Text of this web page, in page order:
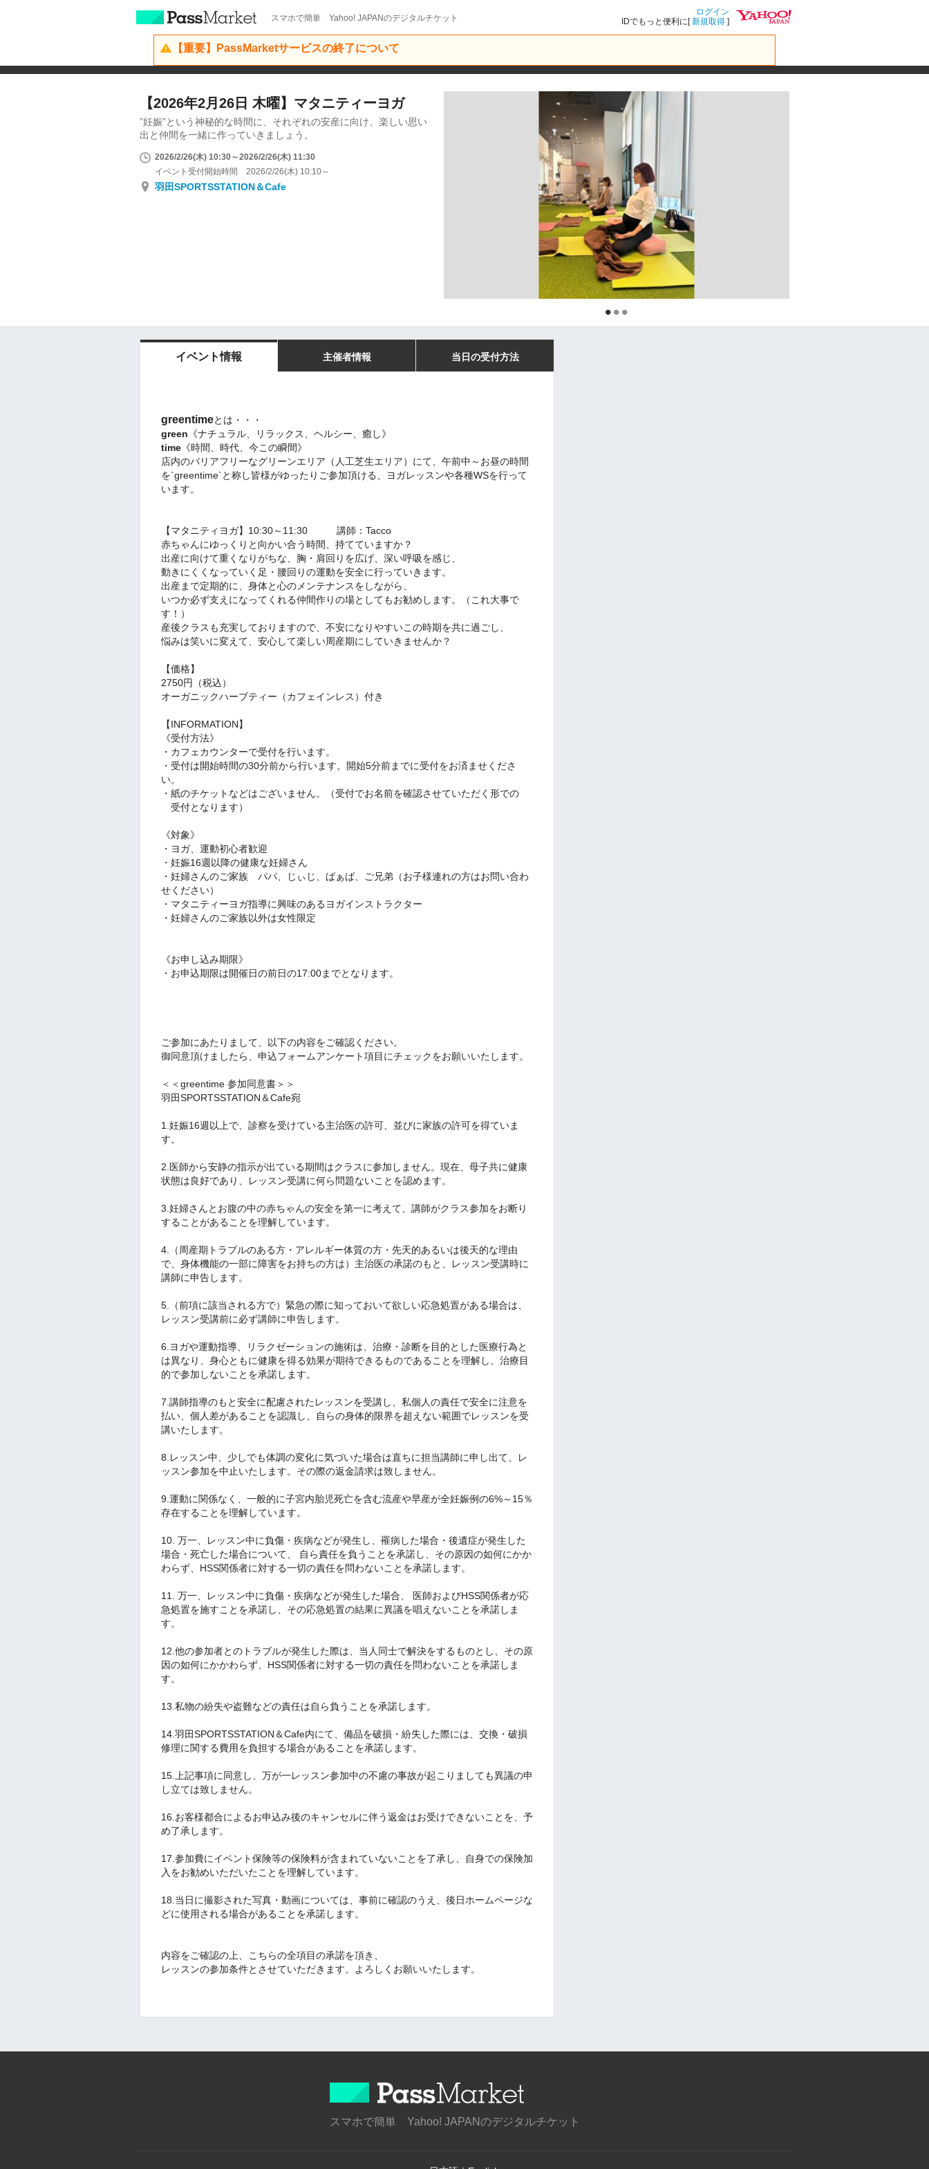
スマホで簡単 Yahoo! JAPANのデジタルチケット
ログイン
IDでもっと便利に[新規取得 ]
【重要】PassMarketサービスの終了について
【2026年2月26日 木曜】マタニティーヨガ
”妊娠”という神秘的な時間に、それぞれの安産に向け、楽しい思い
出と仲間を一緒に作っていきましょう。
2026/2/26(木) 10:30～2026/2/26(木) 11:30
イベント受付開始時間 2026/2/26(木) 10:10～
羽田SPORTSSTATION＆Cafe
イベント情報 主催者情報 当日の受付方法
greentimeとは・・・
green 《ナチュラル、リラックス、ヘルシー、癒し》
time 《時間、時代、今この瞬間》
店内のバリアフリーなグリーンエリア（人工芝生エリア）にて、午前中～お昼の時間
を`greentime`と称し皆様がゆったりご参加頂ける、ヨガレッスンや各種WSを行って
います。
【マタニティヨガ】10:30～11:30 講師：Tacco
赤ちゃんにゆっくりと向かい合う時間、持てていますか？
出産に向けて重くなりがちな、胸・肩回りを広げ、深い呼吸を感じ、
動きにくくなっていく足・腰回りの運動を安全に行っていきます。
出産まで定期的に、身体と心のメンテナンスをしながら、
いつか必ず支えになってくれる仲間作りの場としてもお勧めします。（これ大事で
す！）
産後クラスも充実しておりますので、不安になりやすいこの時期を共に過ごし、
悩みは笑いに変えて、安心して楽しい周産期にしていきませんか？
【価格】
2750円（税込）
オーガニックハーブティー（カフェインレス）付き
【INFORMATION】
《受付方法》
・カフェカウンターで受付を行います。
・受付は開始時間の30分前から行います。開始5分前までに受付をお済ませくださ
い。
・紙のチケットなどはございません。（受付でお名前を確認させていただく形での
受付となります）
《対象》
・ヨガ、運動初心者歓迎
・妊娠16週以降の健康な妊婦さん
・妊婦さんのご家族 パパ、じぃじ、ばぁば、ご兄弟（お子様連れの方はお問い合わ
せください）
・マタニティーヨガ指導に興味のあるヨガインストラクター
・妊婦さんのご家族以外は女性限定
《お申し込み期限》
・お申込期限は開催日の前日の17:00までとなります。
ご参加にあたりまして、以下の内容をご確認ください。
御同意頂けましたら、申込フォームアンケート項目にチェックをお願いいたします。
＜＜greentime 参加同意書＞＞
羽田SPORTSSTATION＆Cafe宛
1.妊娠16週以上で、診察を受けている主治医の許可、並びに家族の許可を得ていま
す。
2.医師から安静の指示が出ている期間はクラスに参加しません。現在、母子共に健康
状態は良好であり、レッスン受講に何ら問題ないことを認めます。
3.妊婦さんとお腹の中の赤ちゃんの安全を第一に考えて、講師がクラス参加をお断り
することがあることを理解しています。
4.（周産期トラブルのある方・アレルギー体質の方・先天的あるいは後天的な理由
で、身体機能の一部に障害をお持ちの方は）主治医の承諾のもと、レッスン受講時に
講師に申告します。
5.（前項に該当される方で）緊急の際に知っておいて欲しい応急処置がある場合は、
レッスン受講前に必ず講師に申告します。
6.ヨガや運動指導、リラクゼーションの施術は、治療・診断を目的とした医療行為と
は異なり、身心ともに健康を得る効果が期待できるものであることを理解し、治療目
的で参加しないことを承諾します。
7.講師指導のもと安全に配慮されたレッスンを受講し、私個人の責任で安全に注意を
払い、個人差があることを認識し、自らの身体的限界を超えない範囲でレッスンを受
講いたします。
8.レッスン中、少しでも体調の変化に気づいた場合は直ちに担当講師に申し出て、レ
ッスン参加を中止いたします。その際の返金請求は致しません。
9.運動に関係なく、一般的に子宮内胎児死亡を含む流産や早産が全妊娠例の6%～15％
存在することを理解しています。
10. 万一、レッスン中に負傷・疾病などが発生し、罹病した場合・後遺症が発生した
場合・死亡した場合について、 自ら責任を負うことを承諾し、その原因の如何にかか
わらず、HSS関係者に対する一切の責任を問わないことを承諾します。
11. 万一、レッスン中に負傷・疾病などが発生した場合、 医師およびHSS関係者が応
急処置を施すことを承諾し、その応急処置の結果に異議を唱えないことを承諾しま
す。
12 .他の参加者とのトラブルが発生した際は、当人同士で解決をするものとし、その原
因の如何にかかわらず、HSS関係者に対する一切の責任を問わないことを承諾しま
す。
13.私物の紛失や盗難などの責任は自ら負うことを承諾します。
14.羽田SPORTSSTATION＆Cafe内にて、備品を破損・紛失した際には、交換・破損
修理に関する費用を負担する場合があることを承諾します。
15.上記事項に同意し、万が一レッスン参加中の不慮の事故が起こりましても異議の申
し立ては致しません。
16.お客様都合によるお申込み後のキャンセルに伴う返金はお受けできないことを、予
め了承します。
17.参加費にイベント保険等の保険料が含まれていないことを了承し、自身での保険加
入をお勧めいただいたことを理解しています。
18.当日に撮影された写真・動画については、事前に確認のうえ、後日ホームページな
どに使用される場合があることを承諾します。
内容をご確認の上、こちらの全項目の承諾を頂き、
レッスンの参加条件とさせていただきます。よろしくお願いいたします。
スマホで簡単 Yahoo! JAPANのデジタルチケット